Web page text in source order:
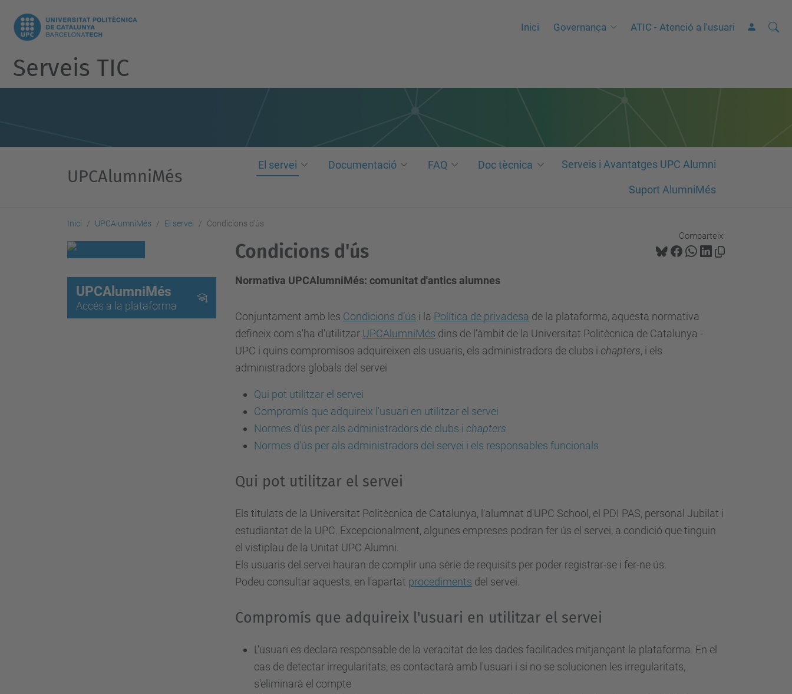
Inici Governança ATIC - Atenció a l'usuari Cerca
C
a
Serveis TIC
UPCAlumniMés
El servei Documentació FAQ Doc tècnica Serveis i Avantatges UPC Alumni
Suport AlumniMés
Inici UPCAlumniMés El servei Condicions d'ús
Comparteix:
Condicions d'ús
Normativa UPCAlumniMés: comunitat d'antics alumnes
Conjuntament amb les Condicions d’ús i la Política de privadesa de la plataforma, aquesta normativa
defineix com s'ha d'utilitzar UPCAlumniMés dins de l’àmbit de la Universitat Politècnica de Catalunya -
UPC i quins compromisos adquireixen els usuaris, els administradors de clubs i chapters, i els
administradors globals del servei
Qui pot utilitzar el servei
Compromís que adquireix l'usuari en utilitzar el servei
Normes d'ús per als administradors de clubs i chapters
Normes d'ús per als administradors del servei i els responsables funcionals
Qui pot utilitzar el servei
Els titulats de la Universitat Politècnica de Catalunya, l'alumnat d'UPC School, el PDI PAS, personal Jubilat i
estudiantat de la UPC. Excepcionalment, algunes empreses podran fer ús el servei, a condició que tinguin
el vistiplau de la Unitat UPC Alumni.
Els usuaris del servei hauran de complir una sèrie de requisits per poder registrar-se i fer-ne ús.
Podeu consultar aquests, en l'apartat procediments del servei.
Compromís que adquireix l'usuari en utilitzar el servei
L’usuari es declara responsable de la veracitat de les dades facilitades mitjançant la plataforma. En el
cas de detectar irregularitats, es contactarà amb l'usuari i si no se solucionen les irregularitats,
s'eliminarà el compte
UPCAlumniMés
Accés a la plataforma